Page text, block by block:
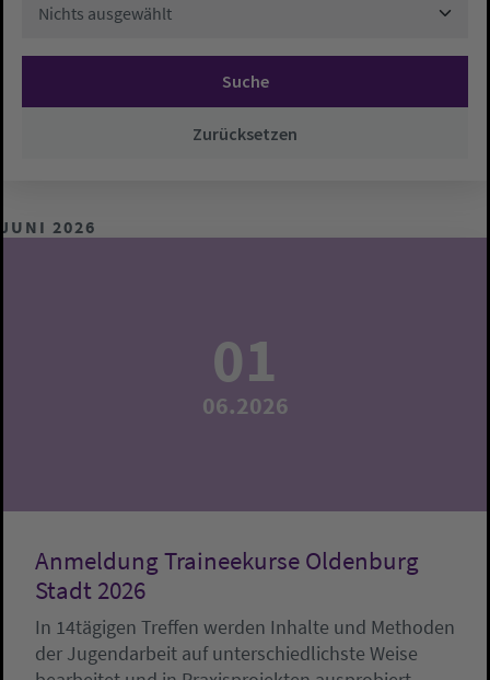
Nichts ausgewählt
Suche
Zurücksetzen
JUNI 2026
01
06.2026
Anmeldung Traineekurse Oldenburg
Stadt 2026
In 14tägigen Treffen werden Inhalte und Methoden
der Jugendarbeit auf unterschiedlichste Weise